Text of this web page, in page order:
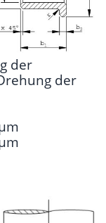
der
der